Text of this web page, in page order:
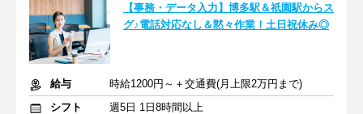
【事務・データ入力】博多駅＆祇園駅からス
グ♪電話対応なし＆黙々作業！土日祝休み◎
給与
時給1200円～＋交通費(月上限2万円まで)
シフト
週5日 1日8時間以上